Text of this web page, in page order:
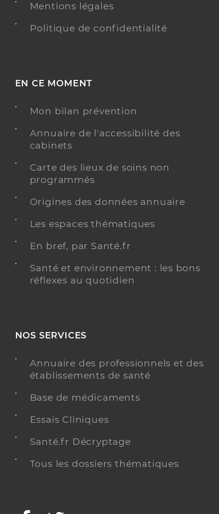
Mentions légales
Politique de confidentialité
EN CE MOMENT
Mon bilan prévention
Annuaire de l'accessibilité des
cabinets
Carte des lieux de soins non
programmés
Origines des données annuaire
Les espaces thématiques
En bref, par Santé.fr
Santé et environnement : les bons
réflexes au quotidien
NOS SERVICES
Annuaire des professionnels et des
établissements de santé
Base de médicaments
Essais Cliniques
Santé.fr Décryptage
Tous les dossiers thématiques